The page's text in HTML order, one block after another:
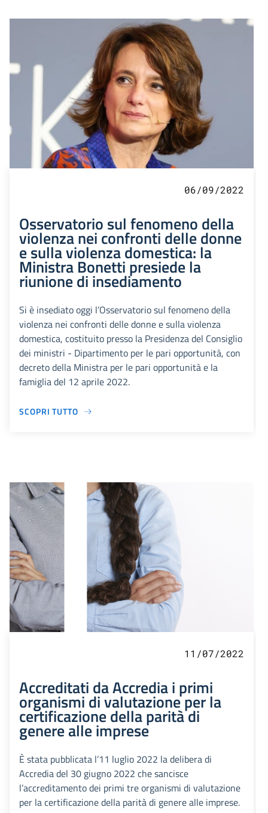
06/09/2022
Osservatorio sul fenomeno della
violenza nei confronti delle donne
e sulla violenza domestica: la
Ministra Bonetti presiede la
riunione di insediamento
Si è insediato oggi l’Osservatorio sul fenomeno della
violenza nei confronti delle donne e sulla violenza
domestica, costituito presso la Presidenza del Consiglio
dei ministri - Dipartimento per le pari opportunità, con
decreto della Ministra per le pari opportunità e la
famiglia del 12 aprile 2022.
SCOPRI TUTTO
11/07/2022
Accreditati da Accredia i primi
organismi di valutazione per la
certificazione della parità di
genere alle imprese
È stata pubblicata l’11 luglio 2022 la delibera di
Accredia del 30 giugno 2022 che sancisce
l’accreditamento dei primi tre organismi di valutazione
per la certificazione della parità di genere alle imprese.